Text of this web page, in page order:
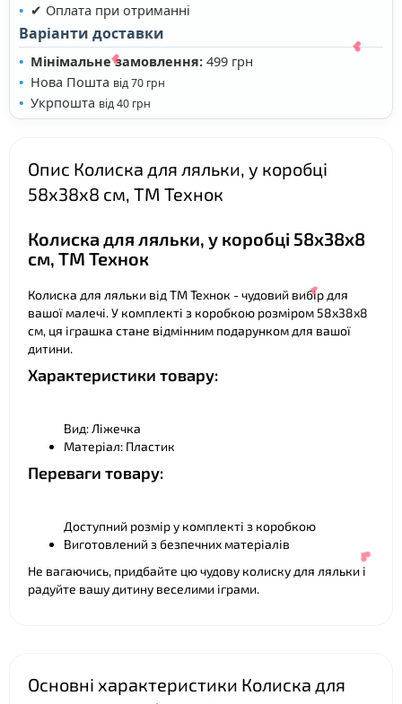
✔ Оплата при отриманні
Варіанти доставки
Мінімальне замовлення: 499 грн
Нова Пошта від 70 грн
Укрпошта від 40 грн
Опис Колиска для ляльки, у коробці
58х38х8 см, ТМ Технок
Колиска для ляльки, у коробці 58х38х8
см, ТМ Технок
Колиска для ляльки від ТМ Технок - чудовий вибір для
вашої малечі. У комплекті з коробкою розміром 58х38х8
см, ця іграшка стане відмінним подарунком для вашої
дитини.
Характеристики товару:
Вид: Ліжечка
Матеріал: Пластик
Переваги товару:
Доступний розмір у комплекті з коробкою
Виготовлений з безпечних матеріалів
Не вагаючись, придбайте цю чудову колиску для ляльки і
радуйте вашу дитину веселими іграми.
Основні характеристики Колиска для
❤
❤